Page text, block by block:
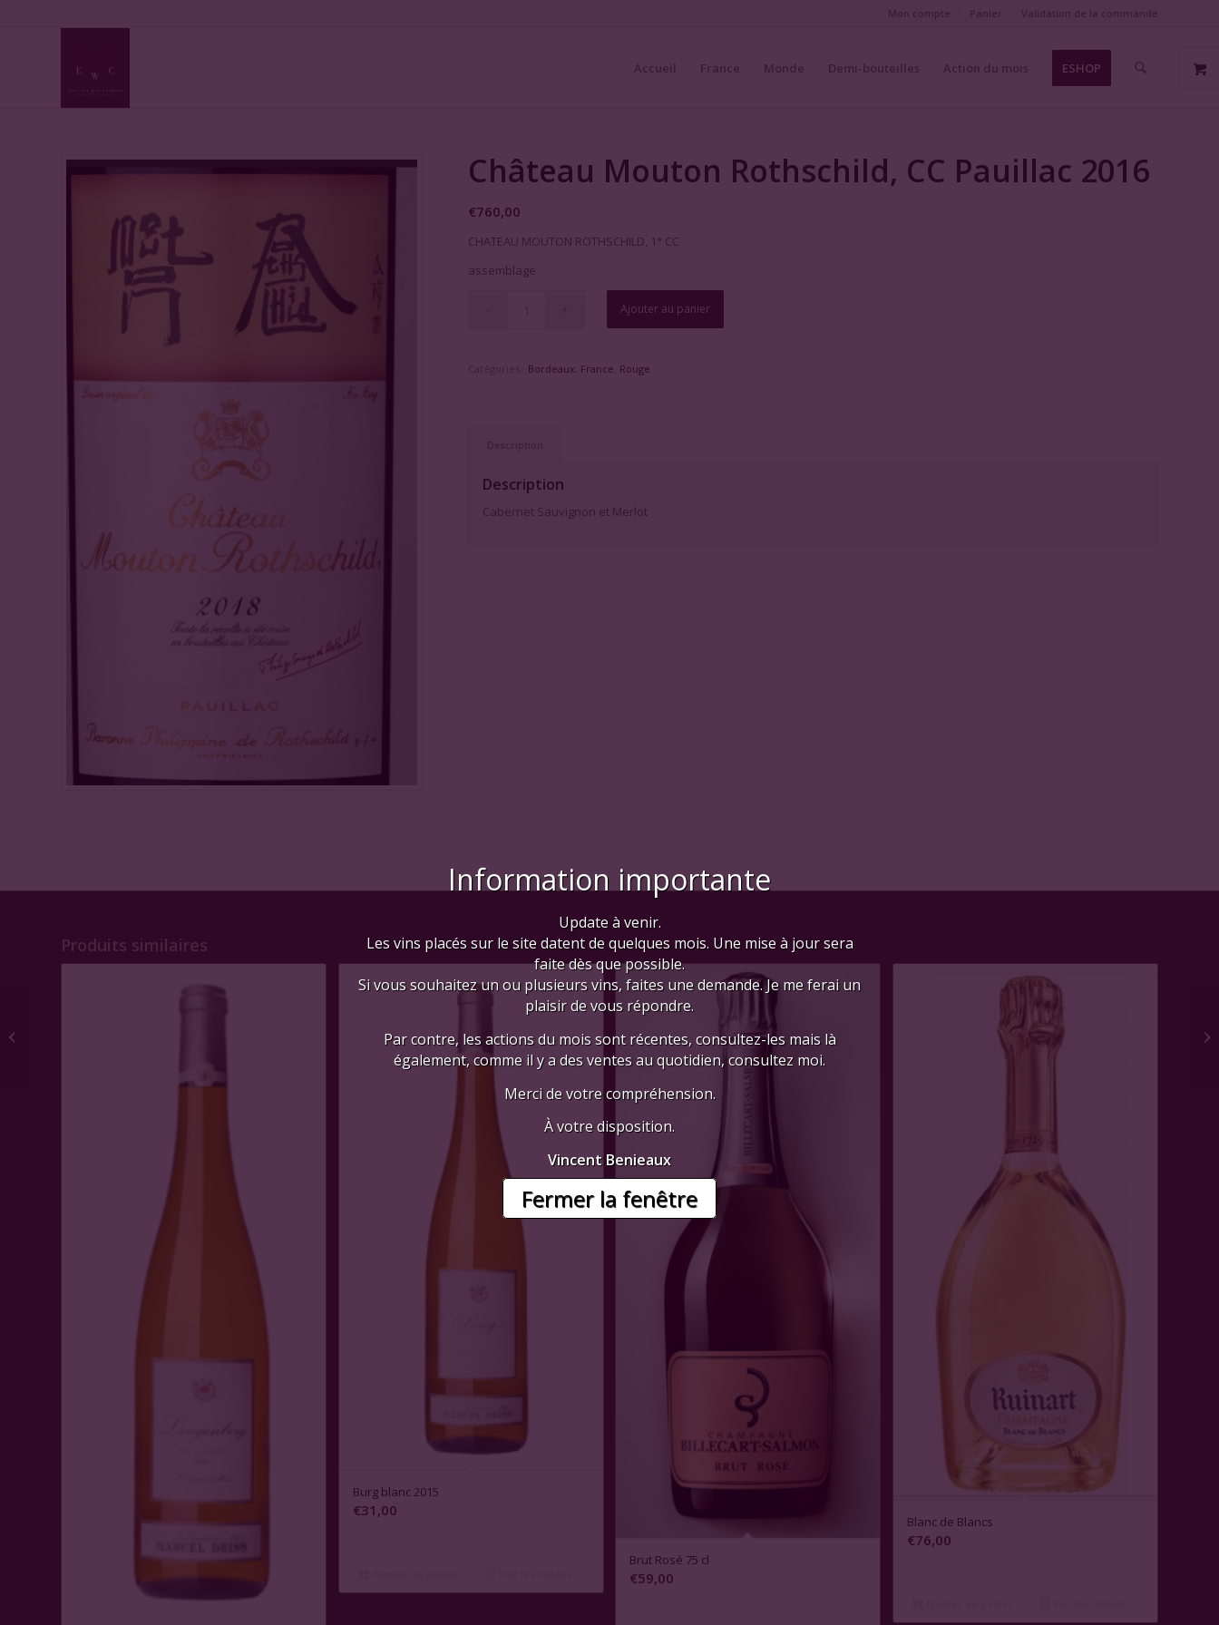
Accueil France Monde Demi-bouteilles Action du mois ESHOP
Château Mouton Rothschild, CC Pauillac 2016
€760,00
CHATEAU MOUTON ROTHSCHILD, 1° CC
assemblage
Ajouter au panier
Bordeaux France Rouge
Description
Cabernet Sauvignon et Merlot
Produits similaires
Burg blanc 2015
€31,00
Brut Rosé 75 cl
€59,00
Blanc de Blancs
€76,00
Information importante
Update à venir.
Les vins placés sur le site datent de quelques mois. Une mise à jour sera
faite dès que possible.
Si vous souhaitez un ou plusieurs vins, faites une demande. Je me ferai un
plaisir de vous répondre.
Par contre, les actions du mois sont récentes, consultez-les mais là
également, comme il y a des ventes au quotidien, consultez moi.
Merci de votre compréhension.
À votre disposition.
Vincent Benieaux
Fermer la fenêtre